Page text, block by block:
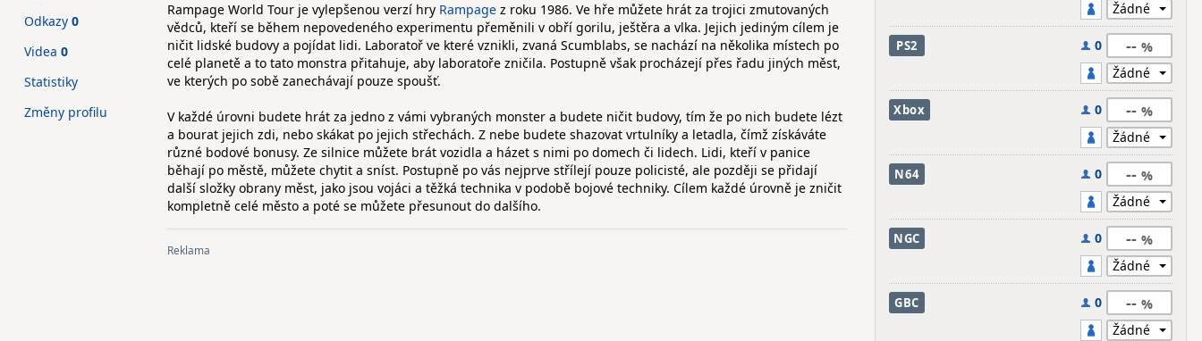
Rampage World Tour je vylepšenou verzí hry Rampage z roku 1986. Ve hře můžete hrát za trojici zmutovaných
vědců, kteří se během nepovedeného experimentu přeměnili v obří gorilu, ještěra a vlka. Jejich jediným cílem je
ničit lidské budovy a pojídat lidi. Laboratoř ve které vznikli, zvaná Scumblabs, se nachází na několika místech po
celé planetě a to tato monstra přitahuje, aby laboratoře zničila. Postupně však procházejí přes řadu jiných měst,
ve kterých po sobě zanechávají pouze spoušť.
V každé úrovni budete hrát za jedno z vámi vybraných monster a budete ničit budovy, tím že po nich budete lézt
a bourat jejich zdi, nebo skákat po jejich střechách. Z nebe budete shazovat vrtulníky a letadla, čímž získáváte
různé bodové bonusy. Ze silnice můžete brát vozidla a házet s nimi po domech či lidech. Lidi, kteří v panice
běhají po městě, můžete chytit a sníst. Postupně po vás nejprve střílejí pouze policisté, ale později se přidají
další složky obrany měst, jako jsou vojáci a těžká technika v podobě bojové techniky. Cílem každé úrovně je zničit
kompletně celé město a poté se můžete přesunout do dalšího.
Odkazy 0
Videa 0
Statistiky
Změny profilu
PS2 0 --
Xbox 0 --
N64 0 --
NGC 0 --
GBC 0 --